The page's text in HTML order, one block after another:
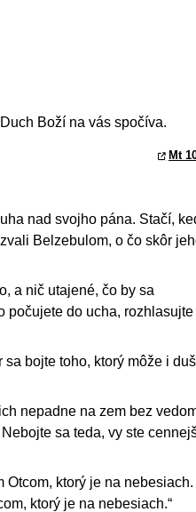
Boží na vás spočíva.
Mt
nad svojho pána. Stačí,
Belzebulom, o čo skôr
a nič utajené, čo by sa
počujete do ucha, rozhlasujte
bojte toho, ktorý môže i
nepadne na zem bez
sa teda, vy ste
ktorý je na nebesiach.
ktorý je na nebesiach.“